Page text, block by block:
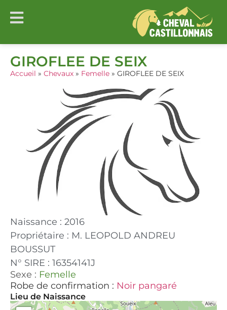
GIROFLEE DE SEIX
Accueil » Chevaux » Femelle » GIROFLEE DE SEIX
Naissance : 2016
Propriétaire : M. LEOPOLD ANDREU
BOUSSUT
N° SIRE : 16354141J
Sexe : Femelle
Robe de confirmation : Noir pangaré
Lieu de Naissance